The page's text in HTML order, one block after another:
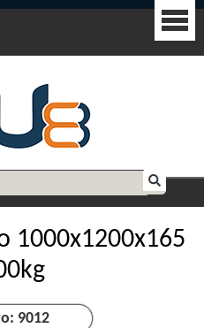
1000x1200x165
9012